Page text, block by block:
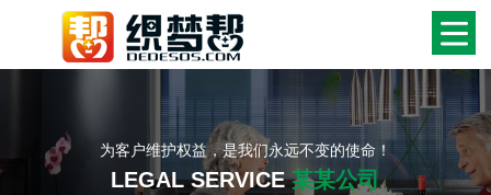
为客户维护权益，是我们永远不变的使命！
LEGAL SERVICE某某公司